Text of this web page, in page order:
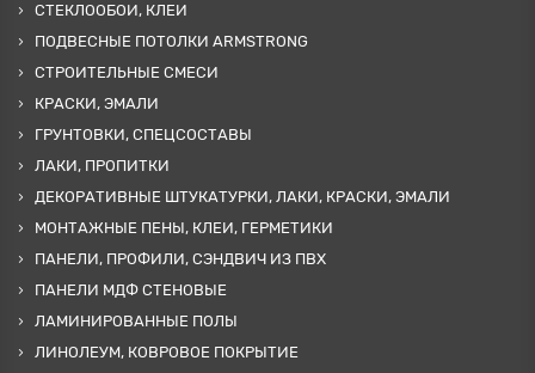
СТЕКЛООБОИ, КЛЕИ
ПОДВЕСНЫЕ ПОТОЛКИ ARMSTRONG
СТРОИТЕЛЬНЫЕ СМЕСИ
КРАСКИ, ЭМАЛИ
ГРУНТОВКИ, СПЕЦСОСТАВЫ
ЛАКИ, ПРОПИТКИ
ДЕКОРАТИВНЫЕ ШТУКАТУРКИ, ЛАКИ, КРАСКИ, ЭМАЛИ
МОНТАЖНЫЕ ПЕНЫ, КЛЕИ, ГЕРМЕТИКИ
ПАНЕЛИ, ПРОФИЛИ, СЭНДВИЧ ИЗ ПВХ
ПАНЕЛИ МДФ СТЕНОВЫЕ
ЛАМИНИРОВАННЫЕ ПОЛЫ
ЛИНОЛЕУМ, КОВРОВОЕ ПОКРЫТИЕ